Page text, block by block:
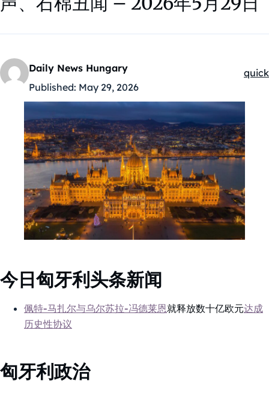
Daily News Hungary
Published: May 29, 2026
quick
今日匈牙利头条新闻
佩特-马扎尔与乌尔苏拉-冯德莱恩就释放数十亿欧元达成
历史性协议
匈牙利政治